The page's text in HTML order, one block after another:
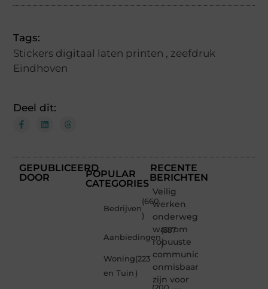
Tags:
Stickers digitaal laten printen , zeefdruk
Eindhoven
Deel dit:
GEPUBLICEERD
DOOR
POPULAR
CATEGORIES
Bedrijven
(660
)
Aanbiedingen
(357
)
Woning
en Tuin
(223
)
RECENTE
BERICHTEN
Veilig
werken
onderweg:
waarom
robuuste
communicatiemiddelen
onmisbaar
zijn voor